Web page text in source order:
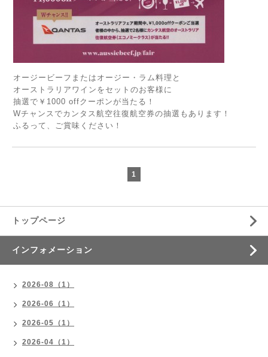
オージービーフまたはオージー・ラム料理と
オーストラリアワインをセットのお客様に
抽選で￥1000 offクーポンが当たる！
Wチャンスでカンタス航空往復航空券の抽選もあります！
ふるって、ご賞味ください！
1
トップページ
インフォメーション
2026-08（1）
2026-06（1）
2026-05（1）
2026-04（1）